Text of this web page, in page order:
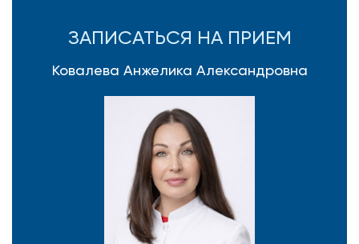
ЗАПИСАТЬСЯ НА ПРИЕМ
Ковалева Анжелика Александровна